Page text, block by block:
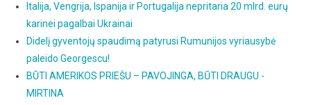
Italija, Vengrija, Ispanija ir Portugalija nepritaria 20 mlrd. eurų
karinei pagalbai Ukrainai
Didelį gyventojų spaudimą patyrusi Rumunijos vyriausybė
paleido Georgescu!
BŪTI AMERIKOS PRIEŠU – PAVOJINGA, BŪTI DRAUGU -
MIRTINA